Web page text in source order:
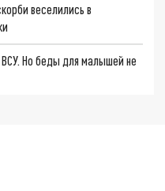
веселились в
Но беды для малышей не